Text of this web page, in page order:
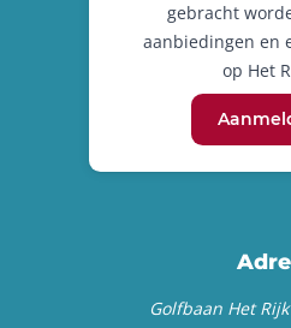
gebracht
aanbiedingen en
op Het
Golfbaan Het